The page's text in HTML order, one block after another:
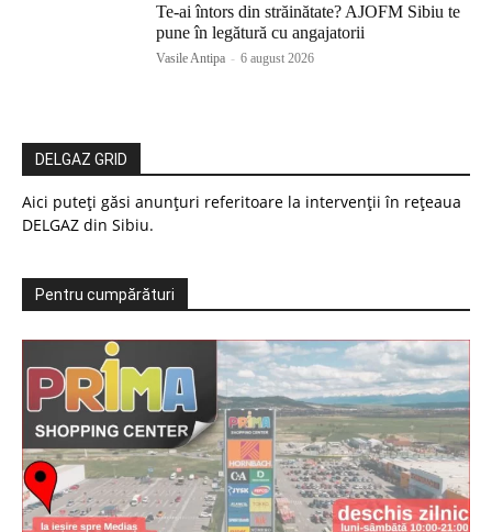
Te-ai întors din străinătate? AJOFM Sibiu te
pune în legătură cu angajatorii
Vasile Antipa - 6 august 2026
DELGAZ GRID
Aici puteți găsi anunțuri referitoare la intervenții în rețeaua
DELGAZ din Sibiu.
Pentru cumpărături